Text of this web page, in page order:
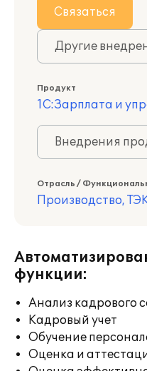
Связаться
Другие
Продукт
1С:Зарплата и
Внедрения
Отрасль /
Производство,
функции:
Анализ кадрового
Кадровый учет
Обучение
Оценка и